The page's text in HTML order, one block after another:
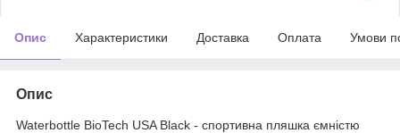
Опис Характеристики Доставка Оплата Умови
Опис
Waterbottle BioTech USA Black - спортивна пляшка ємністю